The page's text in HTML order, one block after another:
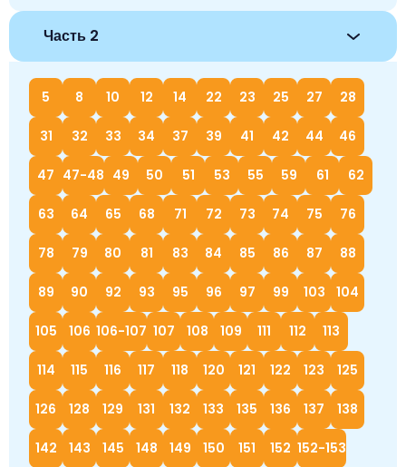
Часть 2
5 8 10 12 14 22 23 25 27 28
31 32 33 34 37 39 41 42 44 46
47 47-48 49 50 51 53 55 59 61 62
63 64 65 68 71 72 73 74 75 76
78 79 80 81 83 84 85 86 87 88
89 90 92 93 95 96 97 99 103 104
105 106 106-107 107 108 109 111 112 113
114 115 116 117 118 120 121 122 123 125
126 128 129 131 132 133 135 136 137 138
142 143 145 148 149 150 151 152 152-153